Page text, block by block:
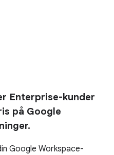
Enterprise-kunder
på Google
Google Workspace-